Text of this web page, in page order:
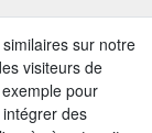
sur notre
visiteurs de
pour
des